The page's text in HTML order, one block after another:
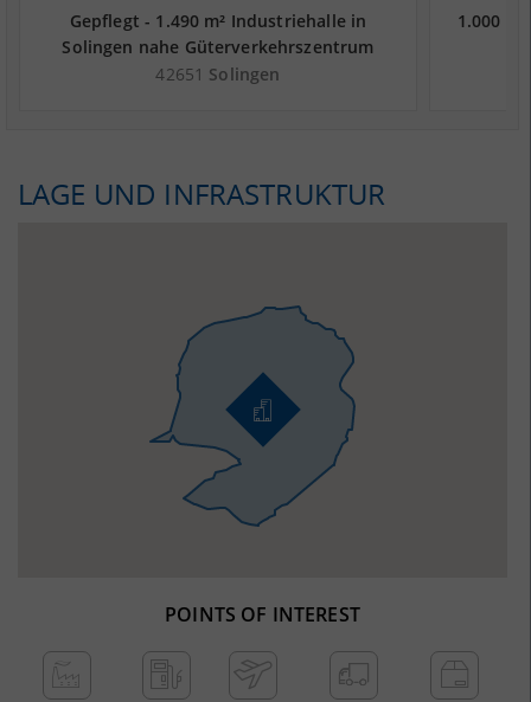
Gepflegt - 1.490 m² Industriehalle in
Solingen nahe Güterverkehrszentrum
DUSS-Terminal Wuppertal-Langerfeld
42651 Solingen
1.000
LAGE UND INFRASTRUKTUR
POINTS OF INTEREST